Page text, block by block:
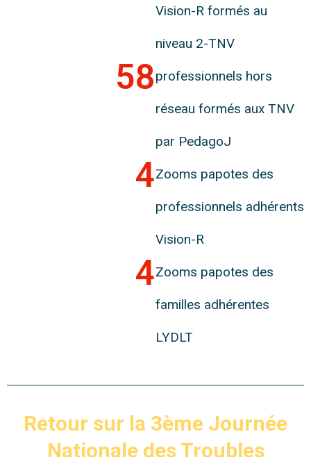
Vision-R formés au
niveau 2-TNV
professionnels hors
réseau formés aux TNV
par PedagoJ
58
Zooms papotes des
professionnels adhérents
Vision-R
4
Zooms papotes des
familles adhérentes
LYDLT
4
Retour sur la 3ème Journée
Nationale des Troubles